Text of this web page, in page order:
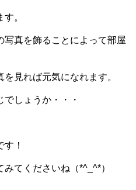
。
写真を飾ることによって部屋
見れば元気になれます。
しょうか・・・
！
てくださいね（*^_^*）